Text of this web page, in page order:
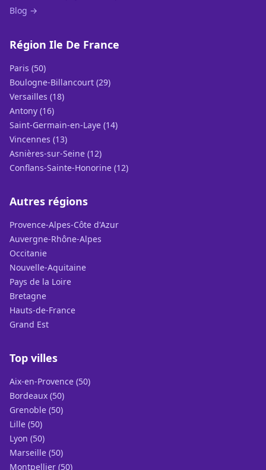
Blog →
Région Ile De France
Paris (50)
Boulogne-Billancourt (29)
Versailles (18)
Antony (16)
Saint-Germain-en-Laye (14)
Vincennes (13)
Asnières-sur-Seine (12)
Conflans-Sainte-Honorine (12)
Autres régions
Provence-Alpes-Côte d'Azur
Auvergne-Rhône-Alpes
Occitanie
Nouvelle-Aquitaine
Pays de la Loire
Bretagne
Hauts-de-France
Grand Est
Top villes
Aix-en-Provence (50)
Bordeaux (50)
Grenoble (50)
Lille (50)
Lyon (50)
Marseille (50)
Montpellier (50)